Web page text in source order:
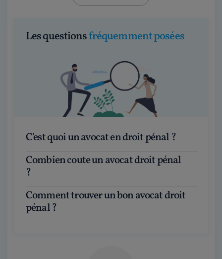
Les questionsfréquemment posées
C'est quoi un avocat en droit pénal ?
Combien coute un avocat droit pénal
?
Comment trouver un bon avocat droit
pénal ?